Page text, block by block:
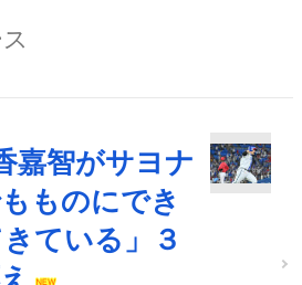
嘉智がサヨナ
ものにでき
ている」３